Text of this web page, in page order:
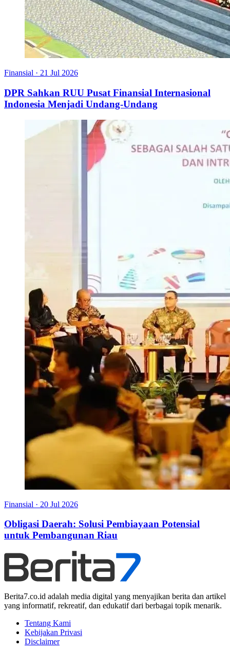
Finansial · 21 Jul 2026
DPR Sahkan RUU Pusat Finansial Internasional
Indonesia Menjadi Undang-Undang
Finansial · 20 Jul 2026
Obligasi Daerah: Solusi Pembiayaan Potensial
untuk Pembangunan Riau
Berita7.co.id adalah media digital yang menyajikan berita dan artikel
yang informatif, rekreatif, dan edukatif dari berbagai topik menarik.
Tentang Kami
Kebijakan Privasi
Disclaimer